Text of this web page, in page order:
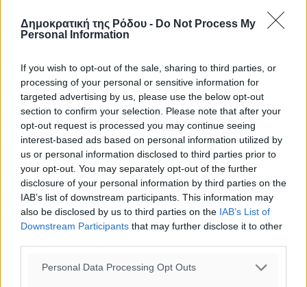
Δημοκρατική της Ρόδου - Do Not Process My
Personal Information
If you wish to opt-out of the sale, sharing to third parties, or
processing of your personal or sensitive information for
targeted advertising by us, please use the below opt-out
section to confirm your selection. Please note that after your
opt-out request is processed you may continue seeing
interest-based ads based on personal information utilized by
us or personal information disclosed to third parties prior to
your opt-out. You may separately opt-out of the further
disclosure of your personal information by third parties on the
IAB’s list of downstream participants. This information may
also be disclosed by us to third parties on the IAB’s List of
Downstream Participants that may further disclose it to other
Personal Data Processing Opt Outs
Στο Google News πατήστε ★ Ακολουθήστε
0